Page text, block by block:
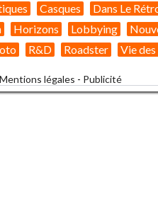
Casques Dans Le
Horizons Lobbying
R&D Roadster Vie
Mentions légales - Publicité